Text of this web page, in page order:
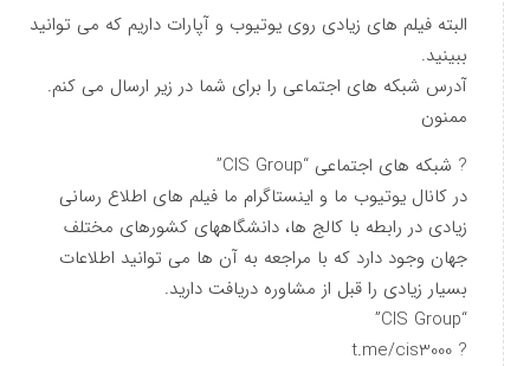
البته فیلم های زیادی روی یوتیوب و آپارات داریم که می توانید
ببینید.
آدرس شبکه های اجتماعی را برای شما در زیر ارسال می کنم.
ممنون
? شبکه های اجتماعی “CIS Group”
در کانال یوتیوب ما و اینستاگرام ما فیلم های اطلاع رسانی
زیادی در رابطه با کالج ها، دانشگاههای کشورهای مختلف
جهان وجود دارد که با مراجعه به آن ها می توانید اطلاعات
بسیار زیادی را قبل از مشاوره دریافت دارید.
“CIS Group”
? t.me/cis3000